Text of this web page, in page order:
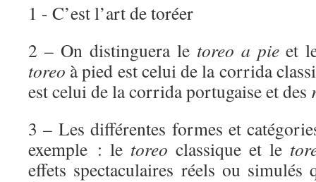
1 - C’est l’art de toréer
2 – On distinguera le toreo a pieet
toreo à pied est celui de la corrida
est celui de la corrida portugaise et des
3 – Les différentes formes et
exemple : le toreo classique et le
effets spectaculaires réels ou